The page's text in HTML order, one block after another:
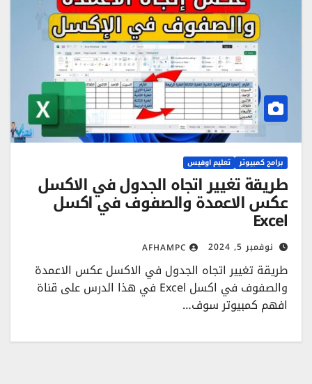
برامج كمبيوتر تعليم اوفيس
طريقة تغيير اتجاه الجدول في الاكسل
عكس الاعمدة والصفوف في اكسل
Excel
نوفمبر 5, 2024 AFHAMPC
طريقة تغيير اتجاه الجدول في الاكسل عكس الاعمدة
والصفوف في اكسل Excel في هذا الدرس على قناة
افهم كمبيوتر سوف…